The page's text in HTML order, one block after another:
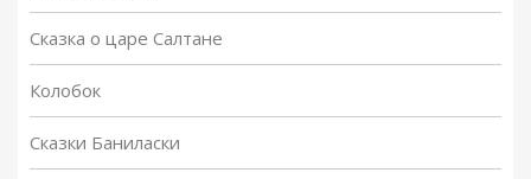
Сказка о царе Салтане
Колобок
Сказки Баниласки